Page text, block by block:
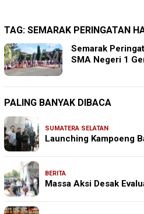
TAG: SEMARAK PERINGATAN
Semarak
SMA Negeri 1
PALING BANYAK DIBACA
SUMATERA SELATAN
Launching Kampoeng
BERITA
Massa Aksi Desak